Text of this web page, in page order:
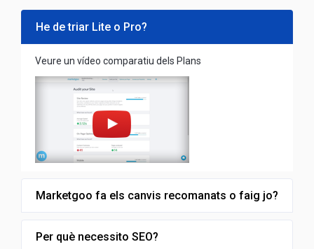
He de triar Lite o Pro?
Veure un vídeo comparatiu dels Plans
Marketgoo fa els canvis recomanats o faig jo?
Per què necessito SEO?